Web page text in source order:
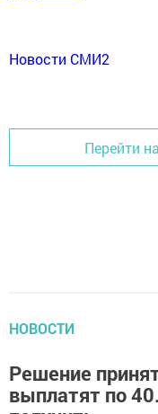
Новости СМИ2
Перейти
НОВОСТИ
Решение
выплатят по